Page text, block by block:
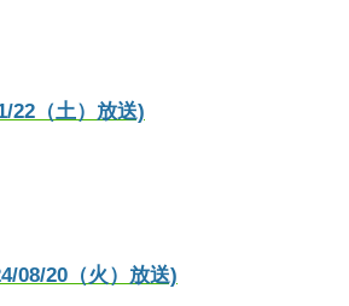
（土）放送)
20（火）放送)